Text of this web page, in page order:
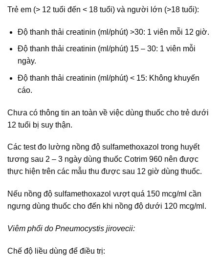
Trẻ em (> 12 tuổi đến < 18 tuổi) và người lớn (>18 tuổi):
Độ thanh thải creatinin (ml/phút) >30: 1 viên mỗi 12 giờ.
Độ thanh thải creatinin (ml/phút) 15 – 30: 1 viên mỗi
ngày.
Độ thanh thải creatinin (ml/phút) < 15: Không khuyến
cáo.
Chưa có thông tin an toàn về việc dùng thuốc cho trẻ dưới
12 tuổi bị suy thận.
Các test đo lường nồng độ sulfamethoxazol trong huyết
tương sau 2 – 3 ngày dùng thuốc Cotrim 960 nên được
thực hiện trên các mẫu thu được sau 12 giờ dùng thuốc.
Nếu nồng độ sulfamethoxazol vượt quá 150 mcg/ml cần
ngưng dùng thuốc cho đến khi nồng độ dưới 120 mcg/ml.
Viêm phổi do Pneumocystis jirovecii:
Chế độ liều dùng để điều trị: